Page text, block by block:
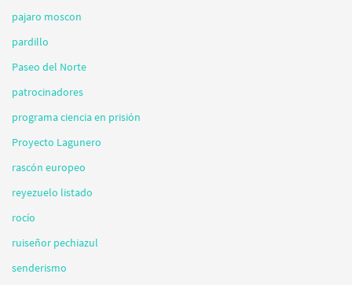
pajaro moscon
pardillo
Paseo del Norte
patrocinadores
programa ciencia en prisión
Proyecto Lagunero
rascón europeo
reyezuelo listado
rocío
ruiseñor pechiazul
senderismo